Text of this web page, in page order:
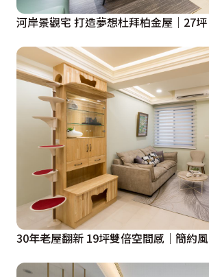
河岸景觀宅 打造夢想杜拜柏金屋｜27坪
30年老屋翻新 19坪雙倍空間感│簡約風